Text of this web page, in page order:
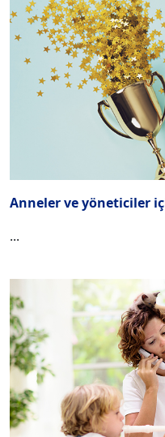
Anneler ve yöneticiler
...